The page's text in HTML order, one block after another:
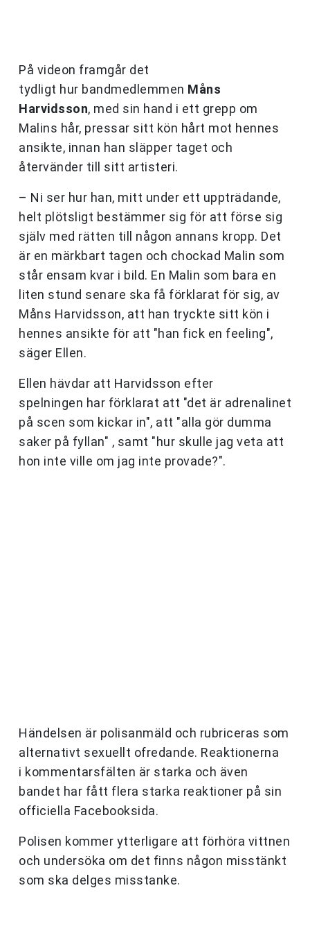
På videon framgår det
tydligt hur bandmedlemmen Måns
Harvidsson, med sin hand i ett grepp om
Malins hår, pressar sitt kön hårt mot hennes
ansikte, innan han släpper taget och
återvänder till sitt artisteri.
– Ni ser hur han, mitt under ett uppträdande,
helt plötsligt bestämmer sig för att förse sig
själv med rätten till någon annans kropp. Det
är en märkbart tagen och chockad Malin som
står ensam kvar i bild. En Malin som bara en
liten stund senare ska få förklarat för sig, av
Måns Harvidsson, att han tryckte sitt kön i
hennes ansikte för att "han fick en feeling",
säger Ellen.
Ellen hävdar att Harvidsson efter
spelningen har förklarat att "det är adrenalinet
på scen som kickar in", att "alla gör dumma
saker på fyllan" , samt "hur skulle jag veta att
hon inte ville om jag inte provade?".
Händelsen är polisanmäld och rubriceras som
alternativt sexuellt ofredande. Reaktionerna
i kommentarsfälten är starka och även
bandet har fått flera starka reaktioner på sin
officiella Facebooksida.
Polisen kommer ytterligare att förhöra vittnen
och undersöka om det finns någon misstänkt
som ska delges misstanke.